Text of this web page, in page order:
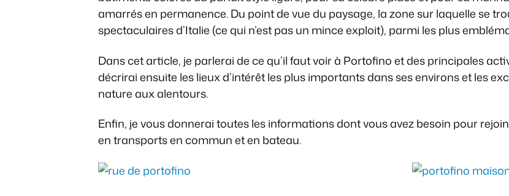
amarrés en permanence. Du point de vue du paysage, la zone sur laquelle se
spectaculaires d’Italie (ce qui n’est pas un mince exploit), parmi les plus
Dans cet article, je parlerai de ce qu’il faut voir à Portofino et des principales
décrirai ensuite les lieux d’intérêt les plus importants dans ses environs et les
nature aux alentours.
Enfin, je vous donnerai toutes les informations dont vous avez besoin pour
en transports en commun et en bateau.